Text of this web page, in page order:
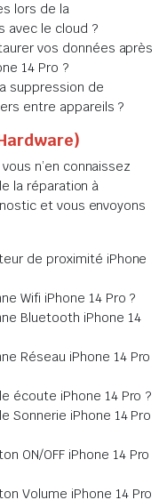
lors de la
avec le cloud ?
vos données après
14 Pro ?
suppression de
entre appareils ?
n’en connaissez
la réparation à
et vous envoyons
de proximité iPhone
Wifi iPhone 14 Pro ?
Bluetooth iPhone 14
Réseau iPhone 14 Pro
écoute iPhone 14 Pro ?
Sonnerie iPhone 14 Pro
ON/OFF iPhone 14 Pro
Volume iPhone 14 Pro